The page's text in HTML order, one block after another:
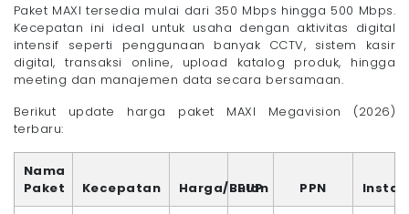
Paket MAXI tersedia mulai dari 350 Mbps hingga 500 Mbps.
Kecepatan ini ideal untuk usaha dengan aktivitas digital
intensif seperti penggunaan banyak CCTV, sistem kasir
digital, transaksi online, upload katalog produk, hingga
meeting dan manajemen data secara bersamaan.
Berikut update harga paket MAXI Megavision (2026)
terbaru:
Nama
Paket
Kecepatan Harga/Bulan
FUP PPN